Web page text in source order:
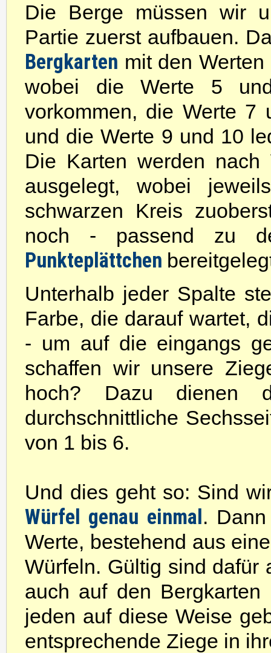
Die Berge müssen wir
Partie zuerst aufbauen.
Bergkarten mit den
wobei die Werte 5
vorkommen, die Werte
und die Werte 9 und 10
Die Karten werden
ausgelegt, wobei
schwarzen Kreis
noch - passend zu
Punkteplättchen
Unterhalb jeder Spalte
Farbe, die darauf wartet,
- um auf die eingangs
schaffen wir unsere
hoch? Dazu
durchschnittliche
von 1 bis 6.
Und dies geht so: Sind
Würfel genau einmal .
Werte, bestehend aus
Würfeln. Gültig sind dafür
auch auf den
jeden auf diese Weise
entsprechende Ziege in